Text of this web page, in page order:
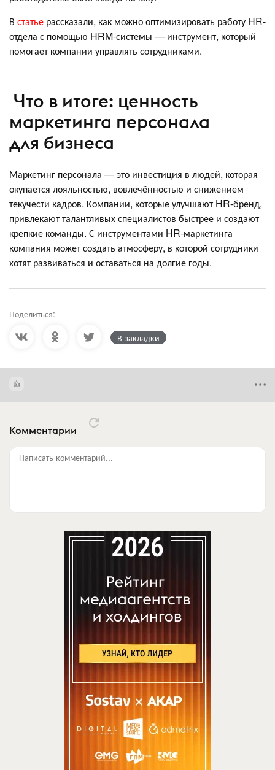
В статье рассказали, как можно оптимизировать работу HR-
отдела с помощью HRM-системы — инструмент, который
помогает компании управлять сотрудниками.
Что в итоге: ценность
маркетинга персонала
для бизнеса
Маркетинг персонала — это инвестиция в людей, которая
окупается лояльностью, вовлечённостью и снижением
текучести кадров. Компании, которые улучшают HR-бренд,
привлекают талантливых специалистов быстрее и создают
крепкие команды. С инструментами HR-маркетинга
компания может создать атмосферу, в которой сотрудники
хотят развиваться и оставаться на долгие годы.
Поделиться:
В закладки
Комментарии
Написать комментарий...